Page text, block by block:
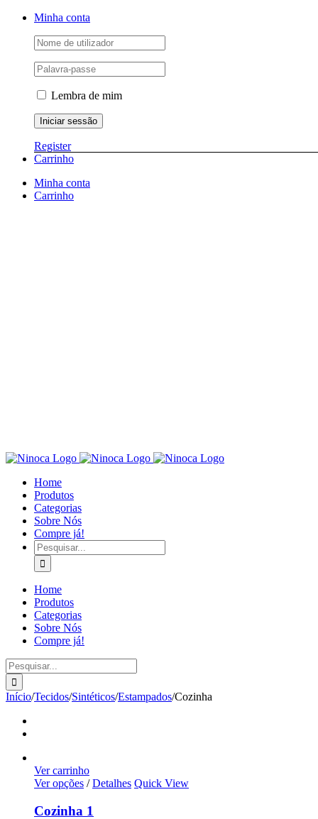
Skip
Facebook
Instagram
YouTubeMinha conta
Lembra de mim
Register
Carrinho
Minha conta
Carrinho
Home
Produtos
Categorias
Sobre Nós
Compre já!
Pesquisar
Home
Produtos
Categorias
Sobre Nós
Compre já!
Pesquisar
Início/Tecidos/Sintéticos/Estampados/Cozinha
Ver carrinho
Ver opções / Detalhes Quick View
Cozinha 1